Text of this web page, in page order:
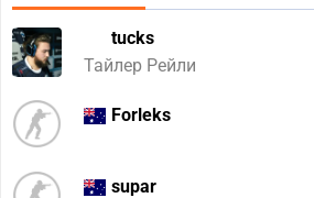
tucks
Тайлер Рейли
Forleks
supar